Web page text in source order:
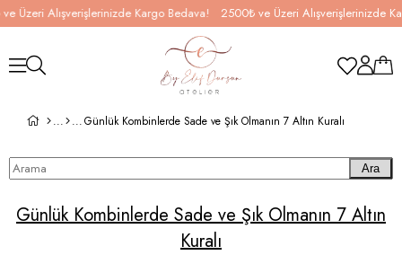
Alışverişlerinizde Kargo Bedava! 2500₺ ve Üzeri Alışverişlerinizde
Günlük Kombinlerde Sade ve Şık Olmanın 7 Altın Kuralı
Ara
Günlük Kombinlerde Sade ve Şık Olmanın 7 Altın
Kuralı